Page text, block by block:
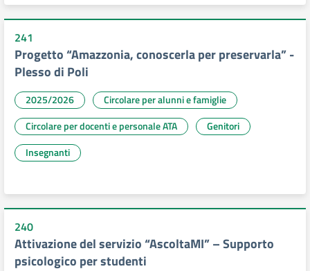
241
Progetto “Amazzonia, conoscerla per preservarla” -
Plesso di Poli
2025/2026
Circolare per alunni e famiglie
Circolare per docenti e personale ATA
Genitori
Insegnanti
240
Attivazione del servizio “AscoltaMI” – Supporto
psicologico per studenti